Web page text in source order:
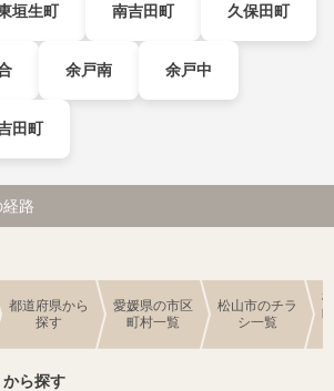
垣生町 南吉田町 久保田町
余戸南 余戸中
田町
路
都道府県から
探す
愛媛県の市区
町村一覧
松山市のチラ
シ一覧
ら探す